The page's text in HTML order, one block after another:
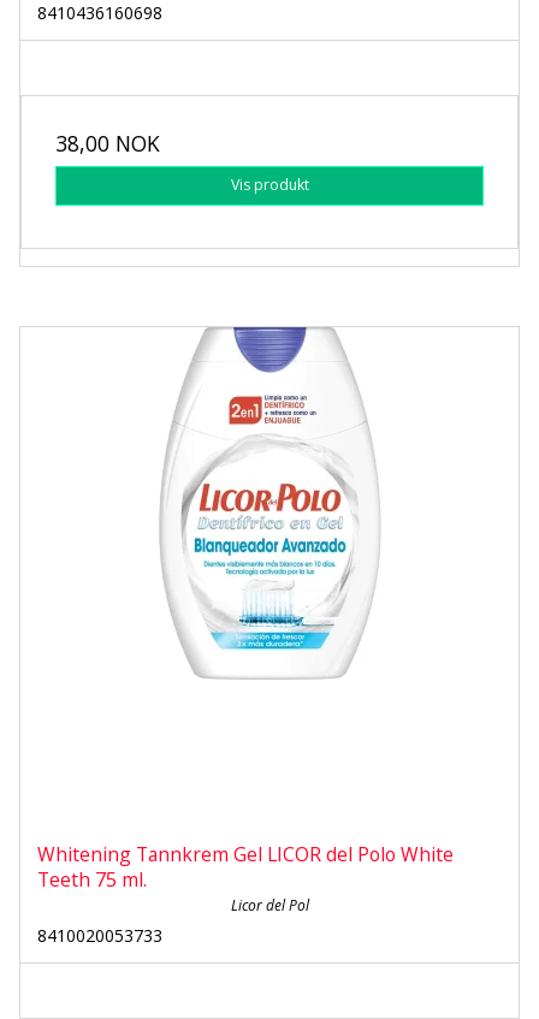
8410436160698
38,00 NOK
Vis produkt
Whitening Tannkrem Gel LICOR del Polo White
Teeth 75 ml.
Licor del Pol
8410020053733